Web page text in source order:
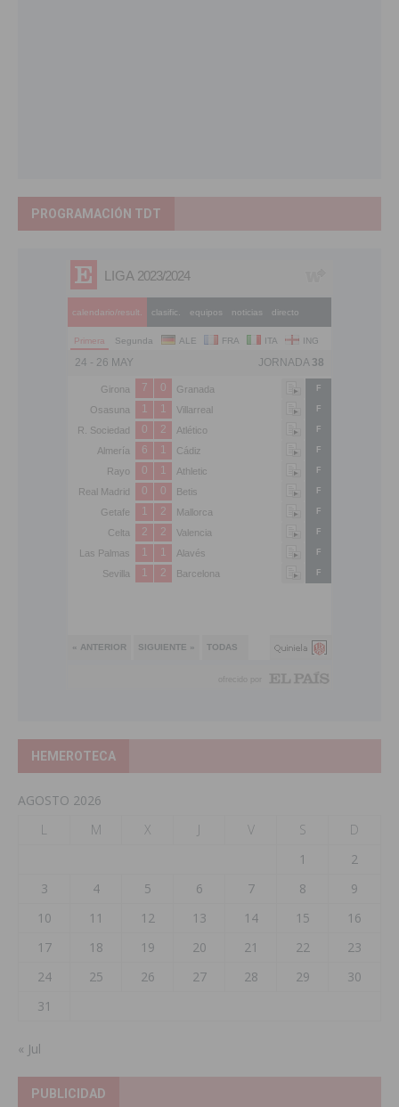
PROGRAMACIÓN TDT
HEMEROTECA
AGOSTO 2026
L
M X J V S
D
1
2
3
4 5 6 7 8
9
10
11 12 13 14 15
16
17
18 19 20 21 22
23
24
25 26 27 28 29
30
31
« Jul
PUBLICIDAD